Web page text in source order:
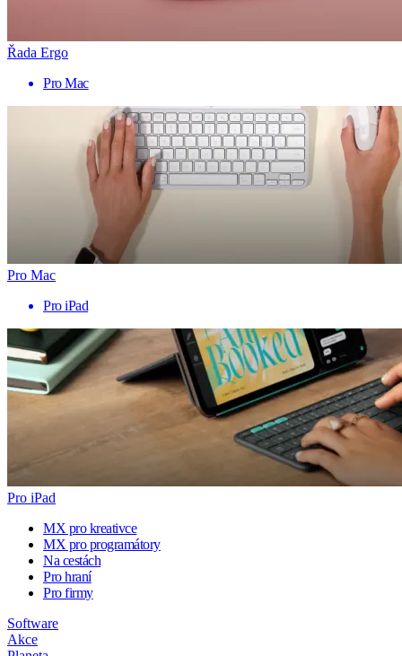
Řada Ergo
Pro Mac
Pro Mac
Pro iPad
Pro iPad
MX pro kreativce
MX pro programátory
Na cestách
Pro hraní
Pro firmy
Software
Akce